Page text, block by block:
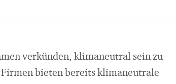
verkünden, klimaneutral sein zu
bieten bereits klimaneutrale